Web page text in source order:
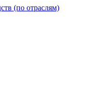
(по отраслям)